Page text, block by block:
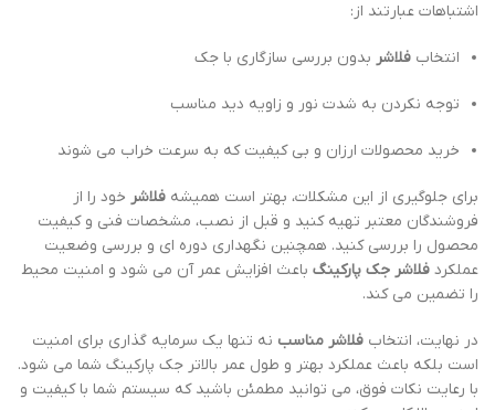
اشتباهات عبارتند از:
انتخاب فلاشر بدون بررسی سازگاری با جک
توجه نکردن به شدت نور و زاویه دید مناسب
خرید محصولات ارزان و بی کیفیت که به سرعت خراب می شوند
برای جلوگیری از این مشکلات، بهتر است همیشه فلاشر خود را از
فروشندگان معتبر تهیه کنید و قبل از نصب، مشخصات فنی و کیفیت
محصول را بررسی کنید. همچنین نگهداری دوره ای و بررسی وضعیت
عملکرد فلاشر جک پارکینگ باعث افزایش عمر آن می شود و امنیت محیط
را تضمین می کند.
در نهایت، انتخاب فلاشر مناسب نه تنها یک سرمایه گذاری برای امنیت
است بلکه باعث عملکرد بهتر و طول عمر بالاتر جک پارکینگ شما می شود.
با رعایت نکات فوق، می توانید مطمئن باشید که سیستم شما با کیفیت و